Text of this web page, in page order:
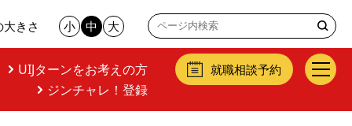
きさ 小 中 大
UIJターンをお考えの方
ジンチャレ！登録
就職相談予約